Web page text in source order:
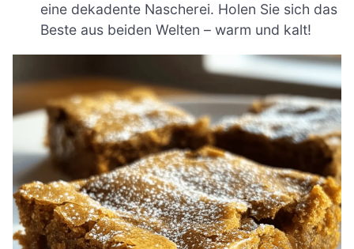
eine dekadente Nascherei. Holen Sie sich das
Beste aus beiden Welten – warm und kalt!